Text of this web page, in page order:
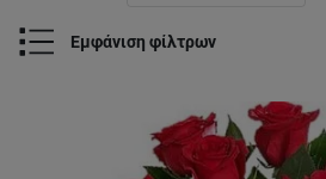
Εμφάνιση φίλτρων